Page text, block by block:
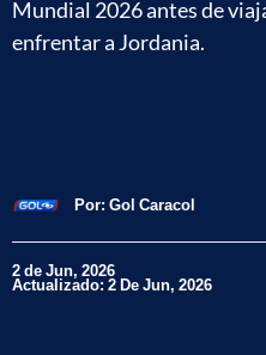
Mundial 2026 antes de
enfrentar a Jordania.
Por: Gol Caracol
2 de Jun, 2026
Actualizado: 2 De Jun, 2026